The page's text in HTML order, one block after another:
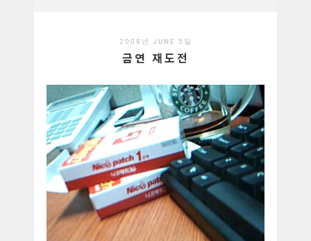
2008년 JUNE 5일
금연 재도전